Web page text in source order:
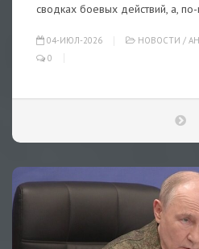
сводках боевых действий, а,
04-ИЮЛ-2026 НОВОСТИ /
0